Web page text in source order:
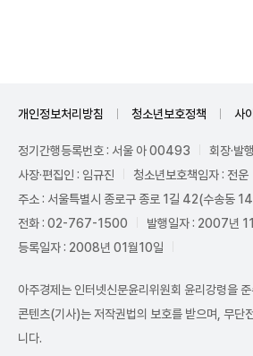
개인정보처리방침 청소년보호정책 사
정기간행등록번호 : 서울 아 00493
회장·발
사장·편집인 : 임규진
청소년보호책임자 : 전운
주소 : 서울특별시 종로구 종로 1길 42(수송동
전화 : 02-767-1500
발행일자 : 2007년
등록일자 : 2008년 01월10일
아주경제는 인터넷신문윤리위원회 윤리강령을
콘텐츠(기사)는 저작권법의 보호를 받으며, 무단
니다.